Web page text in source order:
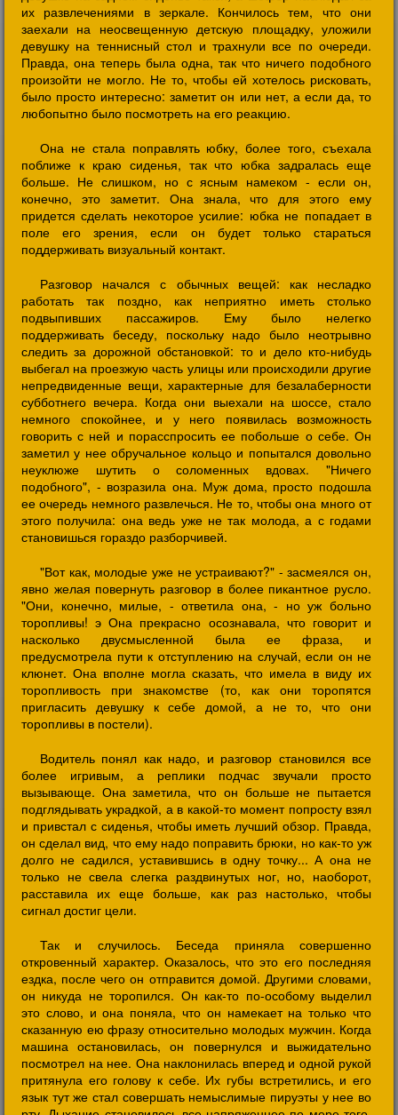
их развлечениями в зеркале. Кончилось тем, что они
заехали на неосвещенную детскую площадку, уложили
девушку на теннисный стол и трахнули все по очереди.
Правда, она теперь была одна, так что ничего подобного
произойти не могло. Не то, чтобы ей хотелось рисковать,
было просто интересно: заметит он или нет, а если да, то
любопытно было посмотреть на его реакцию.
Она не стала поправлять юбку, более того, съехала
поближе к краю сиденья, так что юбка задралась еще
больше. Не слишком, но с ясным намеком - если он,
конечно, это заметит. Она знала, что для этого ему
придется сделать некоторое усилие: юбка не попадает в
поле его зрения, если он будет только стараться
поддерживать визуальный контакт.
Разговор начался с обычных вещей: как несладко
работать так поздно, как неприятно иметь столько
подвыпивших пассажиров. Ему было нелегко
поддерживать беседу, поскольку надо было неотрывно
следить за дорожной обстановкой: то и дело кто-нибудь
выбегал на проезжую часть улицы или происходили другие
непредвиденные вещи, характерные для безалаберности
субботнего вечера. Когда они выехали на шоссе, стало
немного спокойнее, и у него появилась возможность
говорить с ней и порасспросить ее побольше о себе. Он
заметил у нее обручальное кольцо и попытался довольно
неуклюже шутить о соломенных вдовах. "Ничего
подобного", - возразила она. Муж дома, просто подошла
ее очередь немного развлечься. Не то, чтобы она много от
этого получила: она ведь уже не так молода, а с годами
становишься гораздо разборчивей.
"Вот как, молодые уже не устраивают?" - засмеялся он,
явно желая повернуть разговор в более пикантное русло.
"Они, конечно, милые, - ответила она, - но уж больно
торопливы! э Она прекрасно осознавала, что говорит и
насколько двусмысленной была ее фраза, и
предусмотрела пути к отступлению на случай, если он не
клюнет. Она вполне могла сказать, что имела в виду их
торопливость при знакомстве (то, как они торопятся
пригласить девушку к себе домой, а не то, что они
торопливы в постели).
Водитель понял как надо, и разговор становился все
более игривым, а реплики подчас звучали просто
вызывающе. Она заметила, что он больше не пытается
подглядывать украдкой, а в какой-то момент попросту взял
и привстал с сиденья, чтобы иметь лучший обзор. Правда,
он сделал вид, что ему надо поправить брюки, но как-то уж
долго не садился, уставившись в одну точку... А она не
только не свела слегка раздвинутых ног, но, наоборот,
расставила их еще больше, как раз настолько, чтобы
сигнал достиг цели.
Так и случилось. Беседа приняла совершенно
откровенный характер. Оказалось, что это его последняя
ездка, после чего он отправится домой. Другими словами,
он никуда не торопился. Он как-то по-особому выделил
это слово, и она поняла, что он намекает на только что
сказанную ею фразу относительно молодых мужчин. Когда
машина остановилась, он повернулся и выжидательно
посмотрел на нее. Она наклонилась вперед и одной рукой
притянула его голову к себе. Их губы встретились, и его
язык тут же стал совершать немыслимые пируэты у нее во